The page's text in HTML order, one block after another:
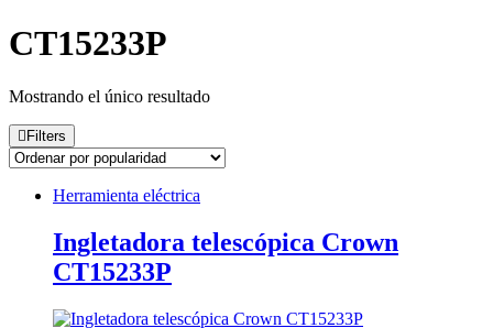
CT15233P
Mostrando el único resultado
Filters
Herramienta eléctrica
Ingletadora telescópica Crown
CT15233P